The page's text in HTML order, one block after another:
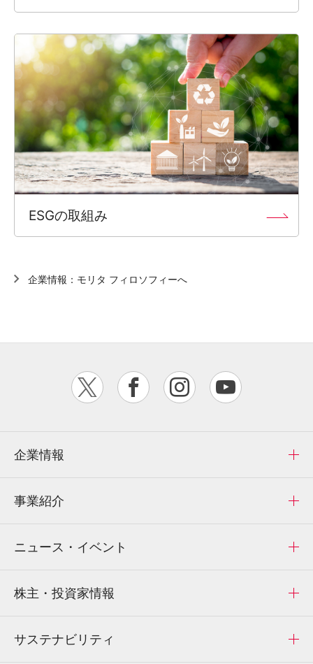
ESGの取組み
企業情報：モリタ フィロソフィーへ
企業情報
事業紹介
ニュース・イベント
株主・投資家情報
サステナビリティ